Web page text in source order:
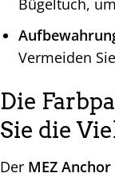
Bügeltuch,
Vermeiden
Die
Sie die
Der MEZ